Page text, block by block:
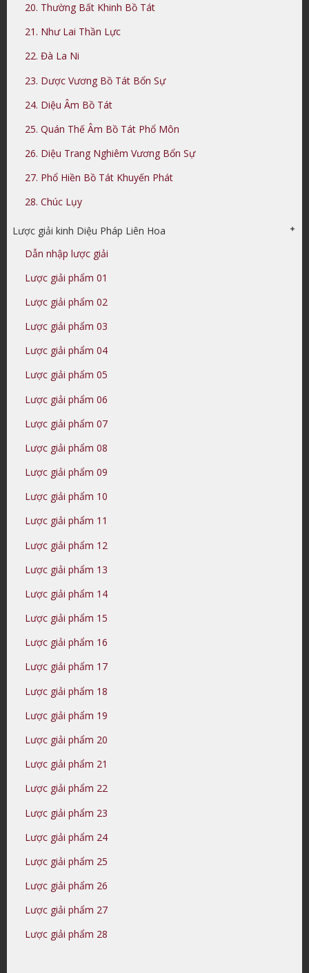
20. Thường Bất Khinh Bồ Tát
21. Như Lai Thần Lực
22. Đà La Ni
23. Dược Vương Bồ Tát Bổn Sự
24. Diệu Âm Bồ Tát
25. Quán Thế Âm Bồ Tát Phổ Môn
26. Diệu Trang Nghiêm Vương Bổn Sự
27. Phổ Hiền Bồ Tát Khuyến Phát
28. Chúc Lụy
Lược giải kinh Diệu Pháp Liên Hoa
Dẫn nhập lược giải
Lược giải phẩm 01
Lược giải phẩm 02
Lược giải phẩm 03
Lược giải phẩm 04
Lược giải phẩm 05
Lược giải phẩm 06
Lược giải phẩm 07
Lược giải phẩm 08
Lược giải phẩm 09
Lược giải phẩm 10
Lược giải phẩm 11
Lược giải phẩm 12
Lược giải phẩm 13
Lược giải phẩm 14
Lược giải phẩm 15
Lược giải phẩm 16
Lược giải phẩm 17
Lược giải phẩm 18
Lược giải phẩm 19
Lược giải phẩm 20
Lược giải phẩm 21
Lược giải phẩm 22
Lược giải phẩm 23
Lược giải phẩm 24
Lược giải phẩm 25
Lược giải phẩm 26
Lược giải phẩm 27
Lược giải phẩm 28